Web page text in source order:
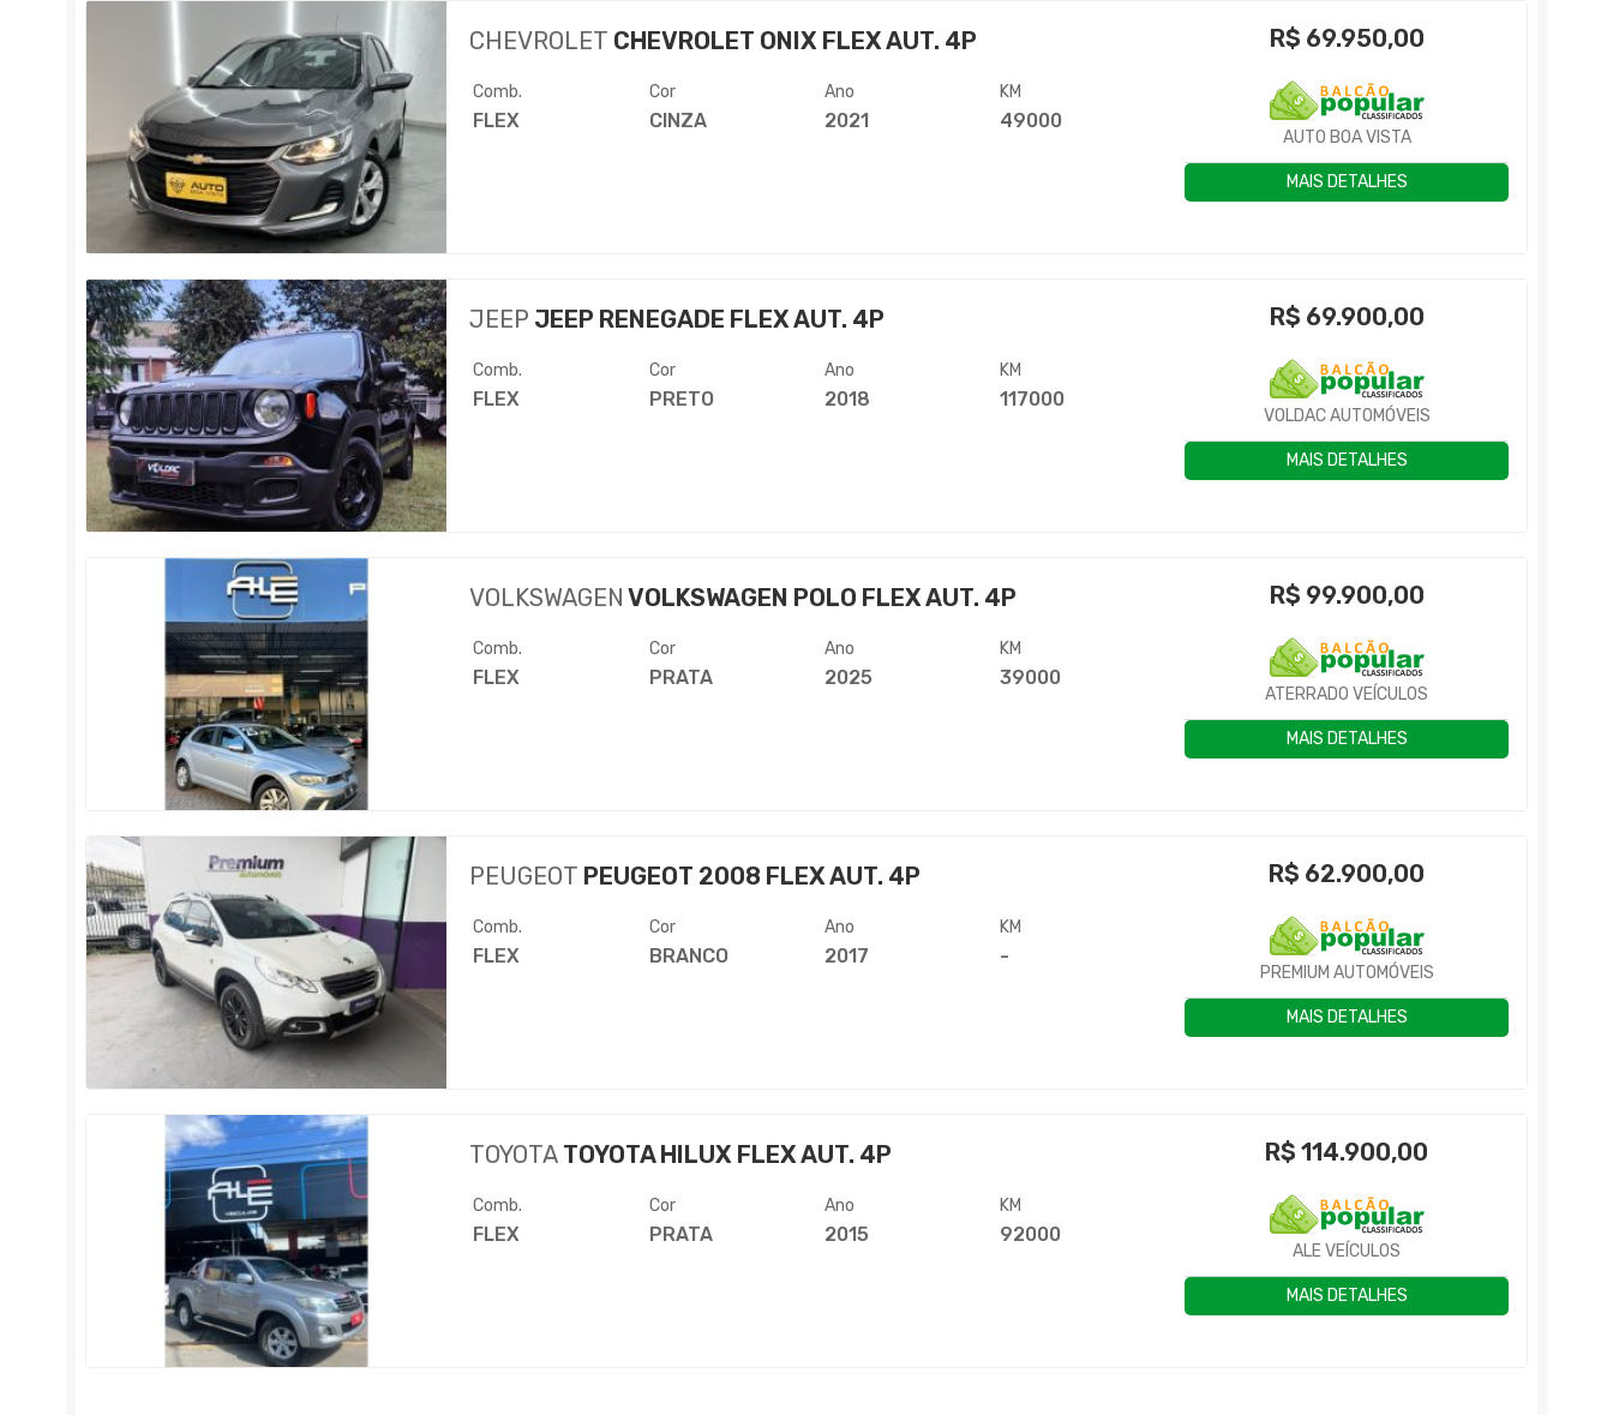
CHEVROLET CHEVROLET ONIX FLEX AUT. 4P
Comb.
FLEX
Cor
CINZA
Ano
2021
KM
49000
R$ 69.950,00
AUTO BOA VISTA
MAIS DETALHES
JEEP JEEP RENEGADE FLEX AUT. 4P
Comb.
FLEX
Cor
PRETO
Ano
2018
KM
117000
R$ 69.900,00
VOLDAC AUTOMÓVEIS
MAIS DETALHES
VOLKSWAGEN VOLKSWAGEN POLO FLEX AUT. 4P
Comb.
FLEX
Cor
PRATA
Ano
2025
KM
39000
R$ 99.900,00
ATERRADO VEÍCULOS
MAIS DETALHES
PEUGEOT PEUGEOT 2008 FLEX AUT. 4P
Comb.
FLEX
Cor
BRANCO
Ano
2017
KM
-
R$ 62.900,00
PREMIUM AUTOMÓVEIS
MAIS DETALHES
TOYOTATOYOTA HILUX FLEX AUT. 4P
Comb.
FLEX
Cor
PRATA
Ano
2015
KM
92000
R$114.900,00
ALE VEÍCULOS
MAIS DETALHES